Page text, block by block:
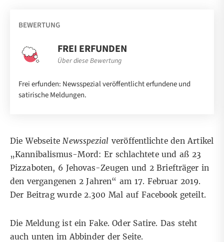
BEWERTUNG
FREI ERFUNDEN
Über diese Bewertung
Frei erfunden: Newsspezial veröffentlicht erfundene und
satirische Meldungen.
Die WebseiteNewsspezialveröffentlichteden Artikel
„Kannibalismus-Mord: Er schlachtete und aß 23
Pizzaboten, 6 Jehovas-Zeugen und 2 Briefträger in
den vergangenen 2 Jahren“ am 17. Februar 2019.
Der Beitrag wurde 2.300 Mal auf Facebook geteilt.
Die Meldung ist ein Fake. Oder Satire. Das steht
auch unten im Abbinder der Seite.